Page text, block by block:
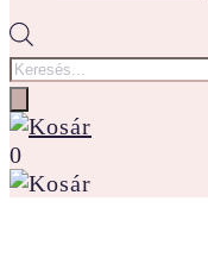
Products
search
0